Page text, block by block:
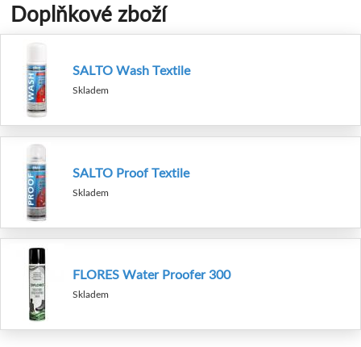
Doplňkové zboží
SALTO Wash Textile
Skladem
SALTO Proof Textile
Skladem
FLORES Water Proofer 300
Skladem